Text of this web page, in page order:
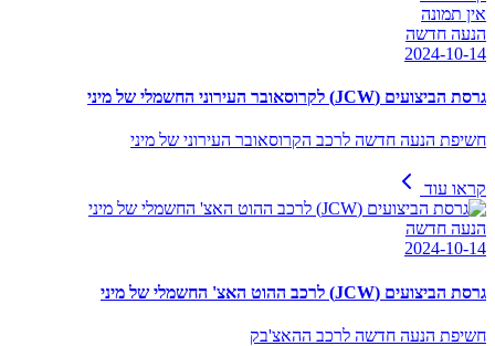
אין תמונה
הנעה חדשה
2024-10-14
גרסת הביצועים (JCW) לקרוסאובר העירוני החשמלי של מיני
חשיפת הנעה חדשה לרכב הקרוסאובר העירוני של מיני
קראו עוד
הנעה חדשה
2024-10-14
גרסת הביצועים (JCW) לרכב ההוט האצ' החשמלי של מיני
חשיפת הנעה חדשה לרכב ההאצ'בק